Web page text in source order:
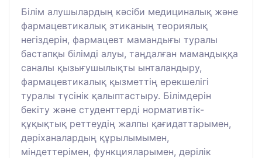
Білім алушылардың кәсіби медициналық және
фармацевтикалық этиканың теориялық
негіздерін, фармацевт мамандығы туралы
бастапқы білімді алуы, таңдалған мамандыққа
саналы қызығушылықты ынталандыру,
фармацевтикалық қызметтің ерекшелігі
туралы түсінік қалыптастыру. Білімдерін
бекіту және студенттерді нормативтік-
құқықтық реттеудің жалпы қағидаттарымен,
дәріханалардың құрылымымен,
міндеттерімен, функцияларымен, дәрілік